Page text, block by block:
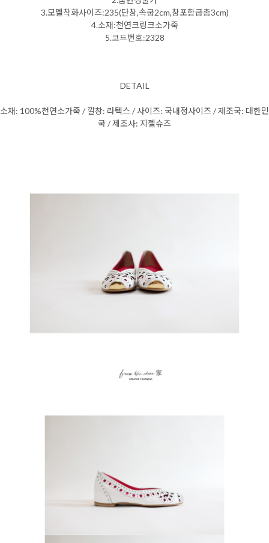
3.모델착화사이즈:235(단창,속굽2cm,창포함굽총3cm)
4.소재:천연크링크소가죽
5.코드번호:2328
DETAIL
소재: 100%천연소가죽 / 깔창: 라텍스 / 사이즈: 국내정사이즈 / 제조국: 대한민
국 / 제조사: 지젤슈즈